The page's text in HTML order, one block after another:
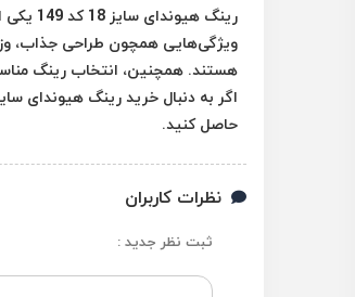
رینگ
ویژگی‌هایی همچون طراحی جذاب،
هستند. همچنین، انتخاب رینگ
حاصل کنید.
نظرات کاربران
ثبت نظر جدید :